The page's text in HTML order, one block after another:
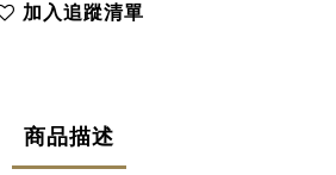
加入追蹤清單
商品描述